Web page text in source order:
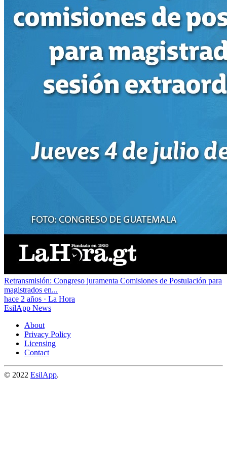
Retransmisión: Congreso juramenta Comisiones de Postulación para
magistrados en...
hace 2 años · La Hora
EsilApp News
About
Privacy Policy
Licensing
Contact
© 2022 EsilApp.